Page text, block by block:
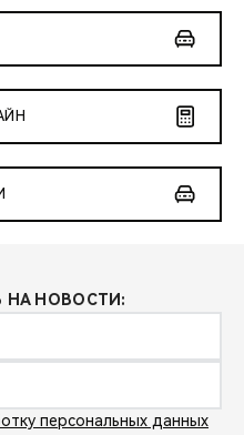
НОВОСТИ:
персональных данных